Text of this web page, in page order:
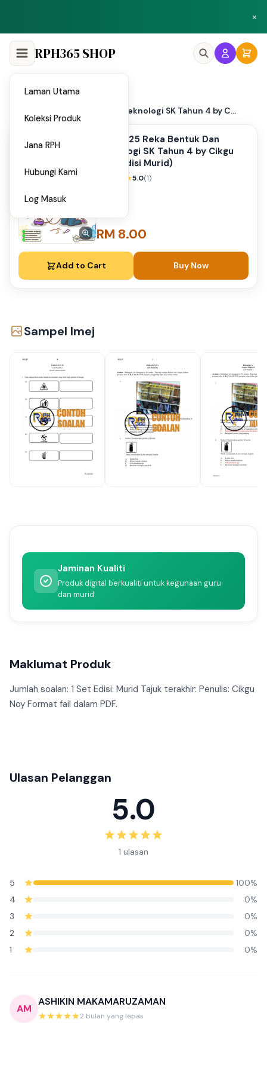
×
Laman Utama
Koleksi Produk
Jana RPH
Hubungi Kami
Log Masuk
RPH365 SHOP
Home
PPT 2025 Reka Bentuk Dan Teknologi SK Tahun 4 by C...
PPT 2025 Reka Bentuk Dan
Teknologi SK Tahun 4 by Cikgu
Noy (Edisi Murid)
5.0(1)
RM 8.00
Add to Cart Buy Now
Sampel Imej
Jaminan Kualiti
Produk digital berkualiti untuk kegunaan guru
dan murid.
Maklumat Produk
Jumlah soalan: 1 Set Edisi: Murid Tajuk terakhir: Penulis: Cikgu
Noy Format fail dalam PDF.
Ulasan Pelanggan
5.0
1 ulasan
5
100%
4
0%
3
0%
2
0%
1
0%
AM
ASHIKIN MAKAMARUZAMAN
2 bulan yang lepas